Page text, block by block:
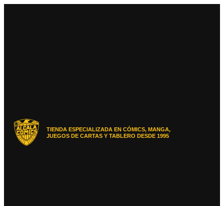
TIENDA ESPECIALIZADA EN CÓMICS, MANGA,
JUEGOS DE CARTAS Y TABLERO DESDE 1995